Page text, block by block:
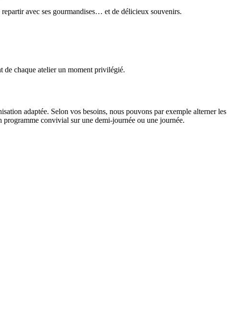
avec ses gourmandises… et de délicieux souvenirs.
de chaque atelier un moment privilégié.
adaptée. Selon vos besoins, nous pouvons par exemple alterner les
convivial sur une demi-journée ou une journée.